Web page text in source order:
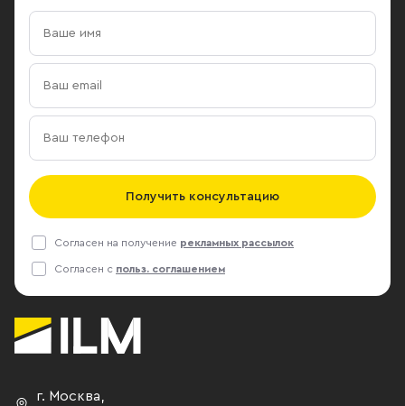
Получить консультацию
Согласен на получение рекламных рассылок
Согласен с польз. соглашением
г. Москва,